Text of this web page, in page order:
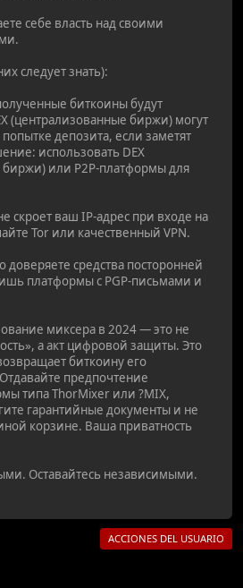
себе власть над своими
следует знать):
биткоины будут
(централизованные биржи) могут
депозита, если заметят
использовать DEX
или P2P-платформы для
скроет ваш IP-адрес при входе на
Tor или качественный VPN.
средства посторонней
платформы с PGP-письмами и
миксера в 2024 — это не
а акт цифровой защиты. Это
биткоину его
предпочтение
типа ThorMixer или ?MIX,
гарантийные документы и не
корзине. Ваша приватность
Оставайтесь независимыми.
ACCIONES DEL USUARIO